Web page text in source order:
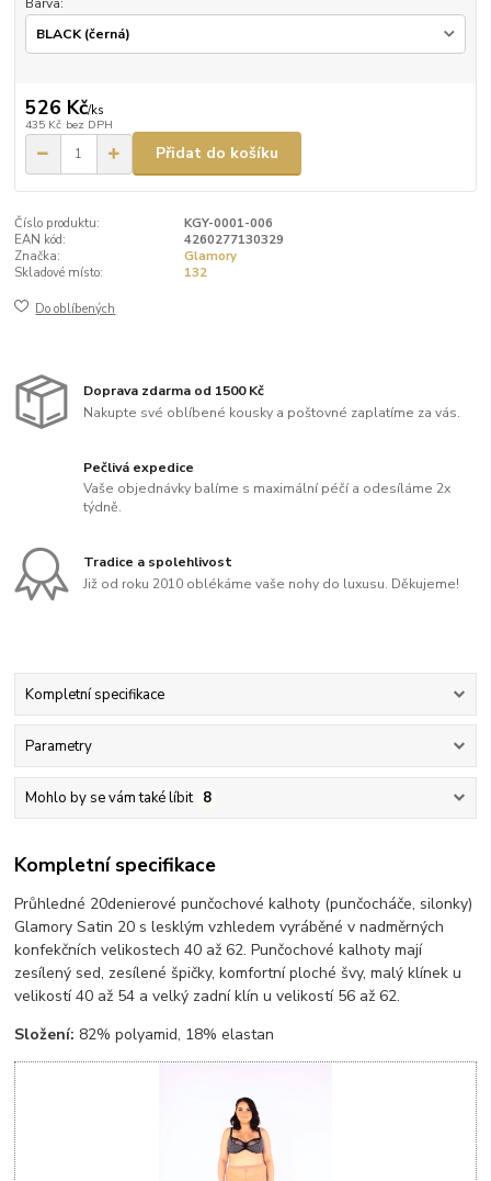
526 Kč/ks
435 Kč bez DPH
Přidat do košíku
Číslo produktu:
KGY-0001-006
EAN kód:
4260277130329
Značka:
Glamory
Skladové místo:
132
Do oblíbených
Doprava zdarma od 1500 Kč
Nakupte své oblíbené kousky a poštovné zaplatíme za vás.
Pečlivá expedice
Vaše objednávky balíme s maximální péčí a odesíláme 2x
týdně.
Tradice a spolehlivost
Již od roku 2010 oblékáme vaše nohy do luxusu. Děkujeme!
Kompletní specifikace
Parametry
Mohlo by se vám také líbit 8
Kompletní specifikace
Průhledné 20denierové punčochové kalhoty (punčocháče, silonky)
Glamory Satin 20 s lesklým vzhledem vyráběné v nadměrných
konfekčních velikostech 40 až 62. Punčochové kalhoty mají
zesílený sed, zesílené špičky, komfortní ploché švy, malý klínek u
velikostí 40 až 54 a velký zadní klín u velikostí 56 až 62.
Složení: 82% polyamid, 18% elastan